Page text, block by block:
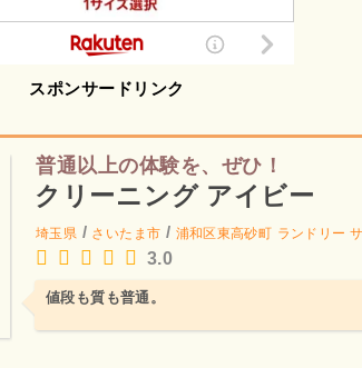
スポンサードリンク
普通以上の体験を、ぜひ！
クリーニング アイビー
埼玉県 / さいたま市 / 浦和区東高砂町 ランドリー
3.0
値段も質も普通。